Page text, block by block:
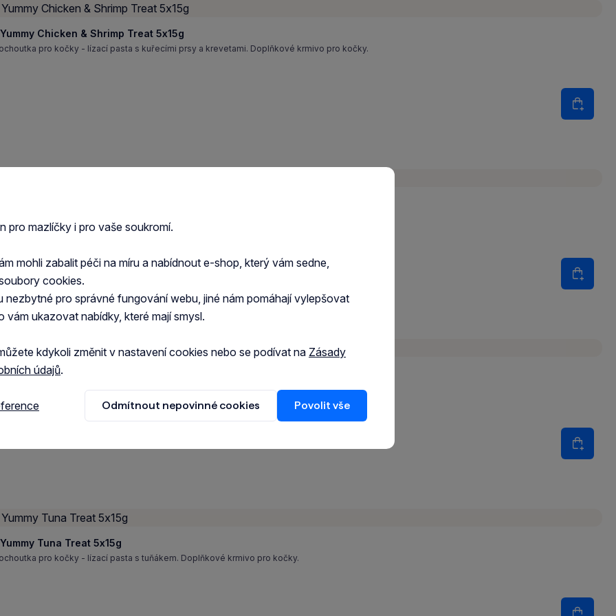
Chicken & Shrimp Treat 5x15g
pro kočky - lízací pasta s kuřecími prsy a krevetami. Doplňkové krmivo pro kočky.
Množství
Do
Chicken Treat 5x15g
Množství
Do
Salmon Treat 5x15g
pro kočky - lízací pasta s lososem. Doplňkové krmivo pro kočky.
Množství
Do
Tuna Treat 5x15g
pro kočky - lízací pasta s tuňákem. Doplňkové krmivo pro kočky.
Množství
pro mazlíčky i pro vaše soukromí.
mohli zabalit péči na míru a nabídnout e-shop, který vám sedne,
cookies.
nezbytné pro správné fungování webu, jiné nám pomáhají vylepšovat
vám ukazovat nabídky, které mají smysl.
kdykoli změnit v nastavení cookies nebo se podívat na Zásady
údajů.
Odmítnout nepovinné cookies Povolit vše